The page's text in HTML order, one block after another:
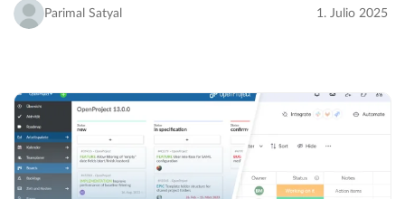
interministérielle du numérique)…
Parimal Satyal 1. Julio 2025